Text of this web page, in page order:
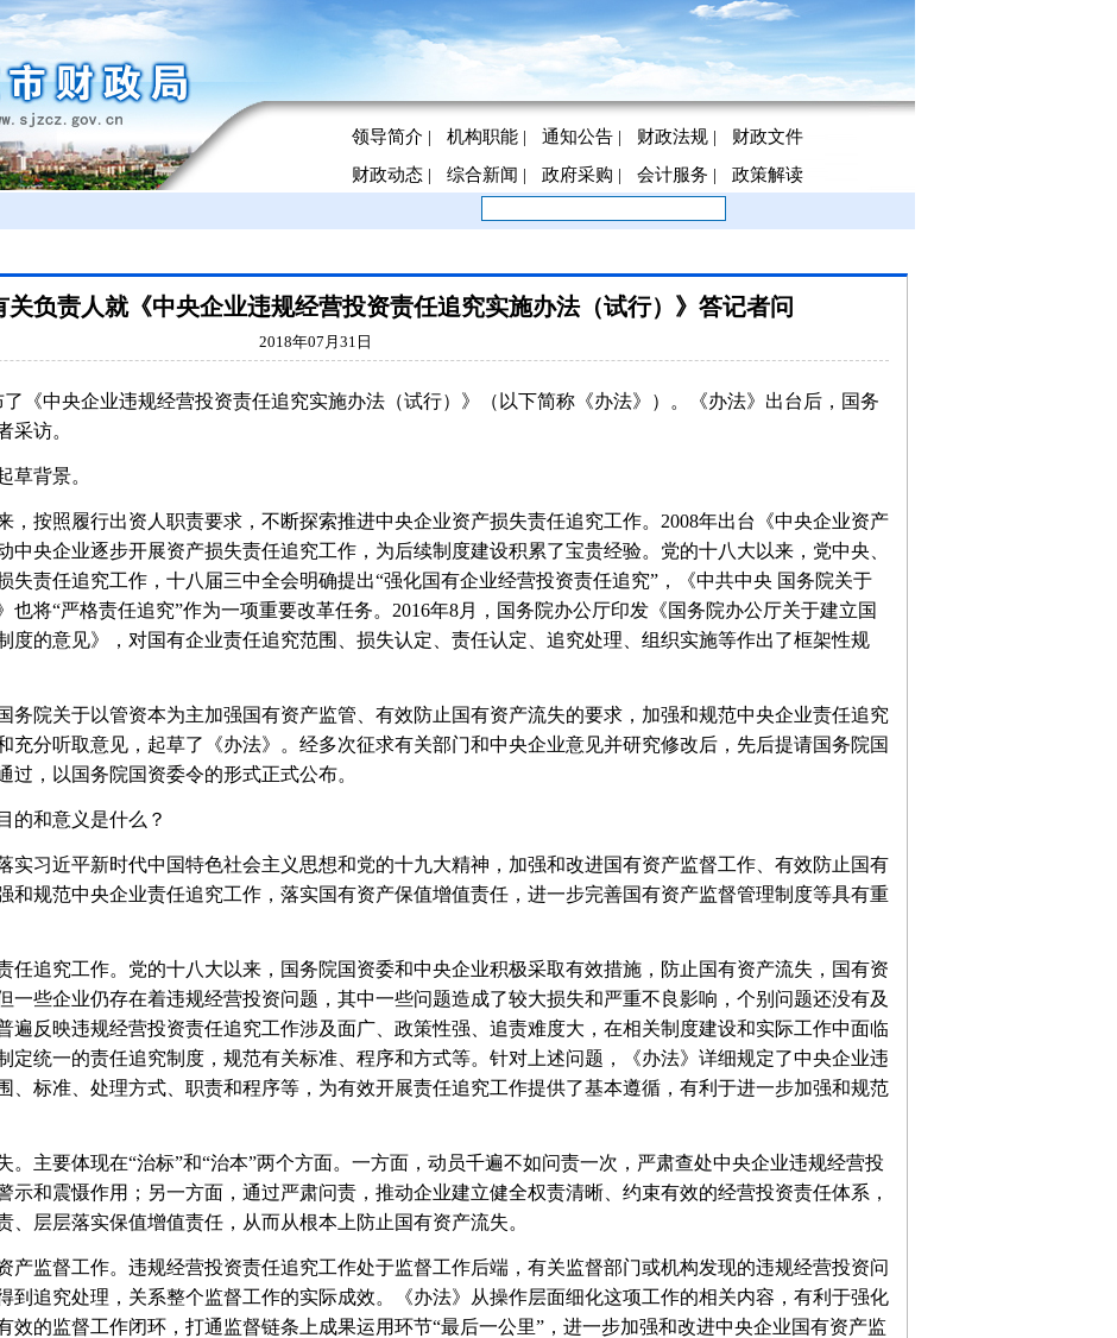
领导简介 | 机构职能 | 通知公告 | 财政法规 |
财政文件
财政动态 | 综合新闻 | 政府采购 | 会计服务 | 政策解读
关负责人就《中央企业违规经营投资责任追究实施办法（试行）》答记者问
2018年07月31日
中央企业违规经营投资责任追究实施办法（试行）》（以下简称《办法》）。《办法》出台后，国务
采访。
背景。
按照履行出资人职责要求，不断探索推进中央企业资产损失责任追究工作。2008年出台《中央企业资产
中央企业逐步开展资产损失责任追究工作，为后续制度建设积累了宝贵经验。党的十八大以来，党中央、
失责任追究工作，十八届三中全会明确提出“强化国有企业经营投资责任追究”，《中共中央 国务院关于
也将“严格责任追究”作为一项重要改革任务。2016年8月，国务院办公厅印发《国务院办公厅关于建立国
度的意见》，对国有企业责任追究范围、损失认定、责任认定、追究处理、组织实施等作出了框架性规
院关于以管资本为主加强国有资产监管、有效防止国有资产流失的要求，加强和规范中央企业责任追究
充分听取意见，起草了《办法》。经多次征求有关部门和中央企业意见并研究修改后，先后提请国务院国
过，以国务院国资委令的形式正式公布。
和意义是什么？
习近平新时代中国特色社会主义思想和党的十九大精神，加强和改进国有资产监督工作、有效防止国有
和规范中央企业责任追究工作，落实国有资产保值增值责任，进一步完善国有资产监督管理制度等具有重
追究工作。党的十八大以来，国务院国资委和中央企业积极采取有效措施，防止国有资产流失，国有资
一些企业仍存在着违规经营投资问题，其中一些问题造成了较大损失和严重不良影响，个别问题还没有及
遍反映违规经营投资责任追究工作涉及面广、政策性强、追责难度大，在相关制度建设和实际工作中面临
定统一的责任追究制度，规范有关标准、程序和方式等。针对上述问题，《办法》详细规定了中央企业违
、标准、处理方式、职责和程序等，为有效开展责任追究工作提供了基本遵循，有利于进一步加强和规范
主要体现在“治标”和“治本”两个方面。一方面，动员千遍不如问责一次，严肃查处中央企业违规经营投
示和震慑作用；另一方面，通过严肃问责，推动企业建立健全权责清晰、约束有效的经营投资责任体系，
、层层落实保值增值责任，从而从根本上防止国有资产流失。
监督工作。违规经营投资责任追究工作处于监督工作后端，有关监督部门或机构发现的违规经营投资问
到追究处理，关系整个监督工作的实际成效。《办法》从操作层面细化这项工作的相关内容，有利于强化
效的监督工作闭环，打通监督链条上成果运用环节“最后一公里”，进一步加强和改进中央企业国有资产监